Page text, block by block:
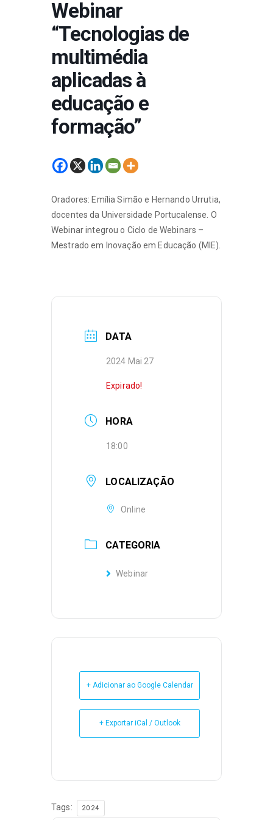
Webinar
“Tecnologias de
multimédia
aplicadas à
educação e
formação”
Oradores: Emília Simão e Hernando Urrutia,
docentes da Universidade Portucalense. O
Webinar integrou o Ciclo de Webinars –
Mestrado em Inovação em Educação (MIE).
DATA
2024 Mai 27
Expirado!
HORA
18:00
LOCALIZAÇÃO
Online
CATEGORIA
Webinar
+ Adicionar ao Google Calendar
+ Exportar iCal / Outlook
Tags: 2024